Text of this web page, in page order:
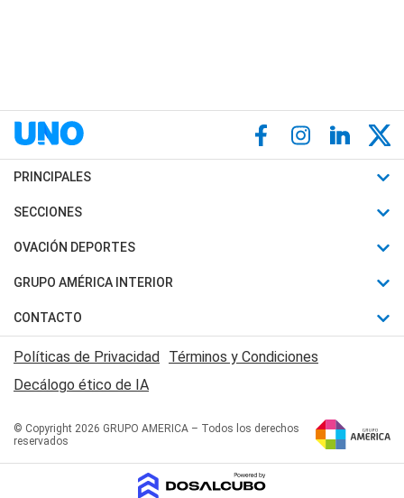
PRINCIPALES
Últimas Noticias
Política
Judiciales
Economia
SECCIONES
Horóscopo
Motores
Trucos caseros
Series y Películas
Edictos y Solicitadas
OVACIÓN DEPORTES
Fútbol
Mundial
Automovilismo
Rugby
Básquet
GRUPO AMÉRICA INTERIOR
Canal 7 en Vivo
San Juan 8
CONTACTO
Acerca de Nosotros
Contactanos
Políticas de Privacidad
Términos y Condiciones
Decálogo ético de IA
© Copyright 2026 GRUPO AMERICA – Todos los derechos
reservados